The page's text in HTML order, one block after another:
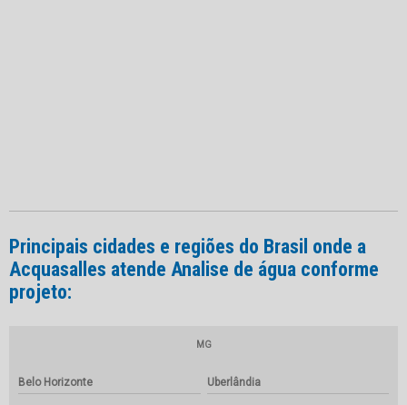
Principais cidades e regiões do Brasil onde a
Acquasalles atende Analise de água conforme
projeto:
MG
Belo Horizonte Uberlândia